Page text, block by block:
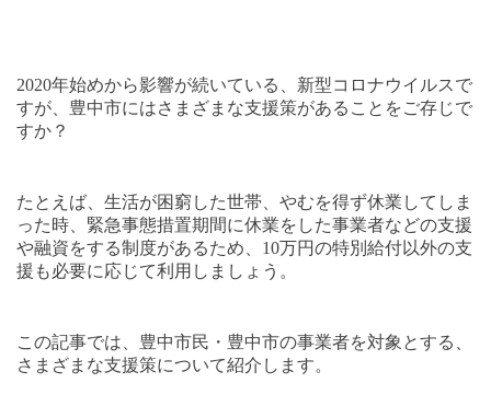
2020年始めから影響が続いている、新型コロナウイルスで
すが、豊中市にはさまざまな支援策があることをご存じで
すか？
たとえば、生活が困窮した世帯、やむを得ず休業してしま
った時、緊急事態措置期間に休業をした事業者などの支援
や融資をする制度があるため、 10万円の特別給付以外の支
援も必要に応じて利用しましょう。
この記事では、豊中市民・豊中市の事業者を対象とする、
さまざまな支援策について紹介します。